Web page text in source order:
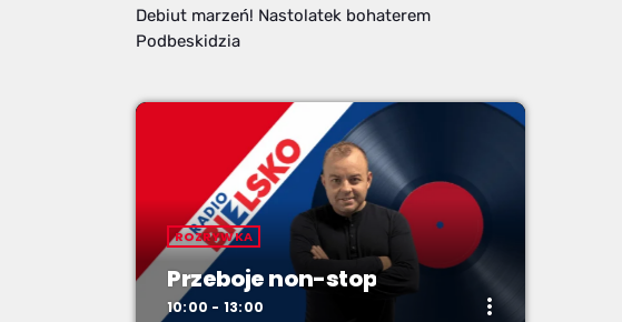
Debiut marzeń! Nastolatek bohaterem
Podbeskidzia
ROZRYWKA
Przeboje non-stop
10:00 - 13:00 more_vert